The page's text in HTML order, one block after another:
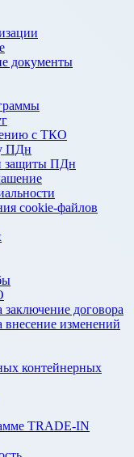
документы
с ТКО
ПДн
защиты ПДн
cookie-файлов
договора
изменений
контейнерных
TRADE-IN